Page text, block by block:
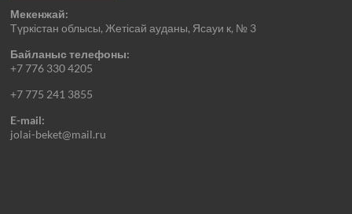
Мекенжай:
Түркістан облысы, Жетісай ауданы, Ясауи к, № 3
Байланыс телефоны:
+7 776 330 4205
+7 775 241 3855
E-mail:
jolai-beket@mail.ru